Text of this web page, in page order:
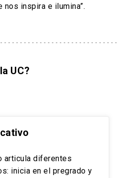
inspira e ilumina”.
UC?
articula diferentes
inicia en el pregrado y